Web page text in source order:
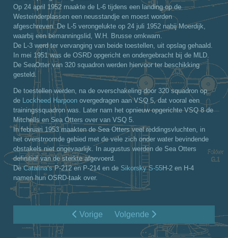
Op 24 april 1952 maakte de L-6 tijdens een landing op de
Westeinderplassen een neusstandje en moest worden
afgeschreven. De L-5 verongelukte op 24 juli 1952 nabij Moerdijk,
waarbij een bemanningslid, W.H. Brusse omkwam.
De L-3 werd ter vervanging van beide toestellen, uit opslag gehaald.
In mei 1951 was de OSRD opgericht en ondergebracht bij de MLD.
De SeaOtter van 320 squadron werden hiervoor ter beschikking
gesteld.
De toestellen werden, na de overschakeling door 320 squadron op
de Lockheed Harpoon overgedragen aan VSQ 5, dat vooral een
trainingssquadron was. Later nam het opnieuw opgerichte VSQ 8 de
Mitchells en Sea Otters over van VSQ 5.
In februari 1953 maakten de Sea Otters veel reddingsvluchten, in
het overstroomde gebied met de vele zich onder water bevindende
obstakels niet ongevaarlijk. In augustus werden de Sea Otters
definitief van de sterkte afgevoerd.
DeCatalina’sP-212 en P-214 en de Sikorsky S-55H-2 en H-4
namen hun OSRD-taak over.
Vorige Volgende